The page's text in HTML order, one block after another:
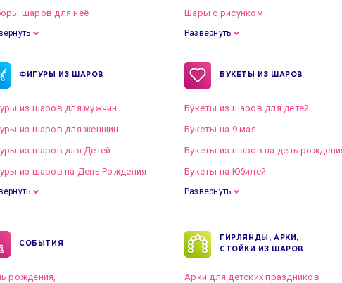
шаров для неё
Шары с рисунком
Развернуть
ФИГУРЫ ИЗ ШАРОВ
из шаров для мужчин
из шаров для женщин
из шаров для Детей
из шаров на День Рождения
БУКЕТЫ ИЗ ШАРОВ
Букеты из шаров для детей
Букеты на 9 мая
Букеты из шаров на день
Букеты на Юбилей
Развернуть
СОБЫТИЯ
рождения,
ГИРЛЯНДЫ, АРКИ,
СТОЙКИ ИЗ ШАРОВ
Арки для детских праздников